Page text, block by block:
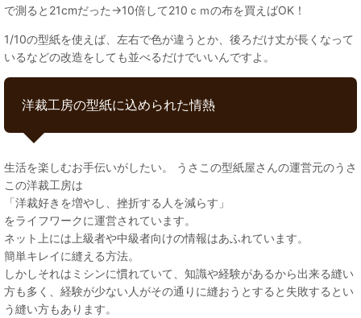
で測ると21cmだった→10倍して210ｃｍの布を買えばOK！
1/10の型紙を使えば、左右で色が違うとか、後ろだけ丈が長くなって
いるなどの改造をしても並べるだけでいいんですよ。
洋裁工房の型紙に込められた情熱
生活を楽しむお手伝いがしたい。 うさこの型紙屋さんの運営元のうさ
この洋裁工房は
「洋裁好きを増やし、挫折する人を減らす」
をライフワークに運営されています。
ネット上には上級者や中級者向けの情報はあふれています。
簡単キレイに縫える方法。
しかしそれはミシンに慣れていて、知識や経験があるから出来る縫い
方も多く、経験が少ない人がその通りに縫おうとすると失敗するとい
う縫い方もあります。